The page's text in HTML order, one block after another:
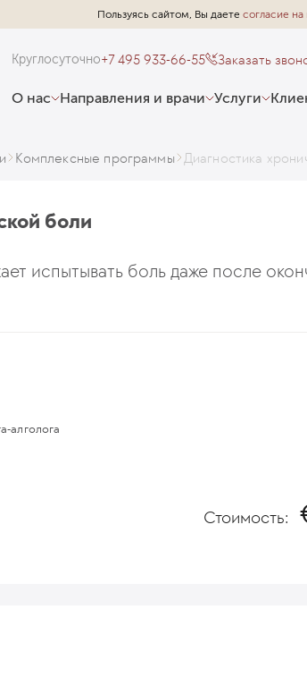
Пользуясь сайтом, Вы даете согласие
Круглосуточно+7 495 933-66-55 Заказать
О нас Направления и врачи Услуги
Комплексные программы Диагностика
боли
испытывать боль даже после
алголога
Стоимость: